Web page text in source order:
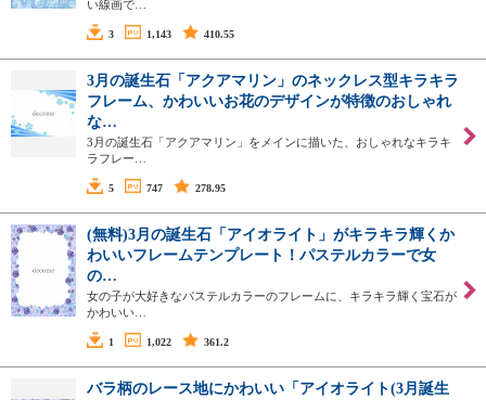
い線画で…
3 1,143 410.55
3月の誕生石「アクアマリン」のネックレス型キラキラ
フレーム、かわいいお花のデザインが特徴のおしゃれ
な…
3月の誕生石「アクアマリン」をメインに描いた、おしゃれなキラキ
ラフレー…
5 747 278.95
(無料)3月の誕生石「アイオライト」がキラキラ輝くか
わいいフレームテンプレート！パステルカラーで女
の…
女の子が大好きなパステルカラーのフレームに、キラキラ輝く宝石が
かわいい…
1 1,022 361.2
バラ柄のレース地にかわいい「アイオライト(3月誕生